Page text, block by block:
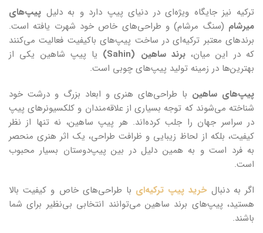
ترکیه نیز جایگاه ویژه‌ای در دنیای پیپ دارد و به دلیل پیپ‌های
میرشام (سنگ مرشام) و طراحی‌های خاص خود شهرت یافته است.
برندهای معتبر ترکیه‌ای در ساخت پیپ‌های باکیفیت فعالیت می‌کنند
که در این میان،برند ساهین (Sahin)
یا پیپ شاهین یکی از
بهترین‌ها در زمینه تولید پیپ‌های چوبی است.
پیپ‌های ساهین با طراحی‌های هنری و ابعاد بزرگ و درشت خود
شناخته می‌شوند که توجه بسیاری از علاقه‌مندان و کلکسیونرهای پیپ
در سراسر جهان را جلب کرده‌اند. هر پیپ ساهین، نه تنها از نظر
کیفیت، بلکه از لحاظ زیبایی و ظرافت طراحی، یک اثر هنری منحصر
به فرد است و به همین دلیل در بین پیپ‌دوستان بسیار محبوب
است.
اگر به دنبالخرید پیپ ترکیه‌ای با طراحی‌های خاص و کیفیت بالا
هستید، پیپ‌های برند ساهین می‌توانند انتخابی بی‌نظیر برای شما
باشند.